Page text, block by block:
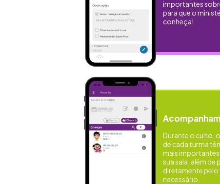
importantes
para que o
conheça!
Durante o culto,
de cada turma
mais importantes
sua sala, além de
diretamente pelo
necessário.